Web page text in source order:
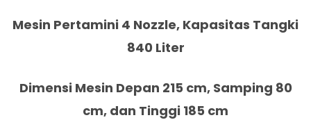
Mesin Pertamini 4 Nozzle, Kapasitas Tangki
840 Liter
Dimensi Mesin Depan 215 cm, Samping 80
cm, dan Tinggi 185 cm